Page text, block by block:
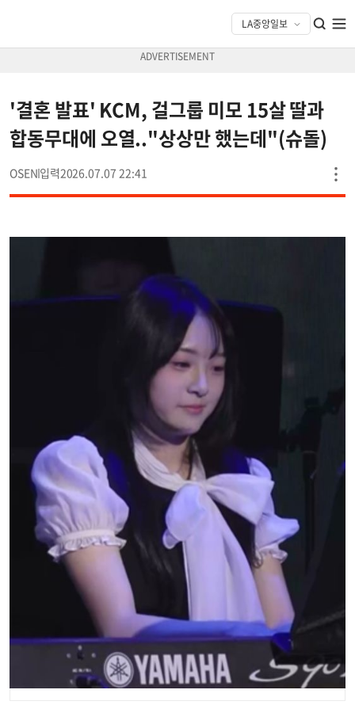
'결혼 발표' KCM, 걸그룹 미모 15살 딸과
합동무대에 오열.."상상만 했는데"(슈돌)
OSEN 2026.07.07 22:41